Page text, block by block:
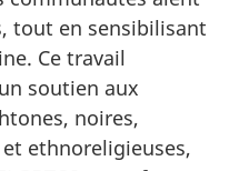
tout en sensibilisant
Ce travail
soutien aux
noires,
ethnoreligieuses,